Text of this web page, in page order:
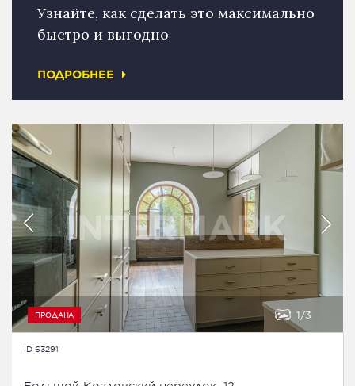
Узнайте, как сделать это максимально
быстро и выгодно
ПОДРОБНЕЕ
ПРОДАНА 1 3
ID 63291